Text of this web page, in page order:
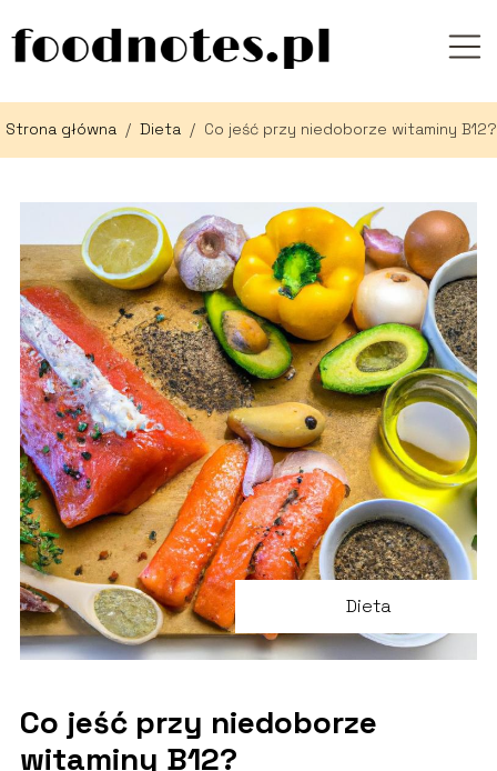
Strona główna / Dieta / Co jeść przy niedoborze witaminy B12?
Dieta
Co jeść przy niedoborze
witaminy B12?